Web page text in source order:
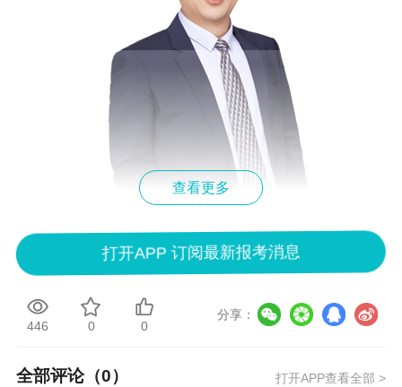
一战成“会”，登“峰”造极。教授，硕士研究生导师，博士，
师。“梦想成真”辅导丛书高级会计职称《高级会计实务应
才，善于将理论与实务和生活场景相联系，使得整个授课
查看更多
打开APP 订阅最新报考消息
446 0 0
分享：
全部评论（0） 打开APP查看全部 >